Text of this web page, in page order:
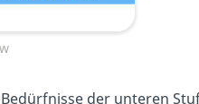
der unteren